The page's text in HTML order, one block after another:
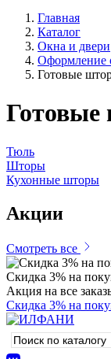
Главная
Каталог
Окна и двери
Оформление
Готовые
Тюль
Шторы
Кухонные шторы
Акции
Смотреть все
Скидка 3% на
Акция на все
Скидка 3% на